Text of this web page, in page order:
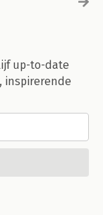
up-to-date
inspirerende